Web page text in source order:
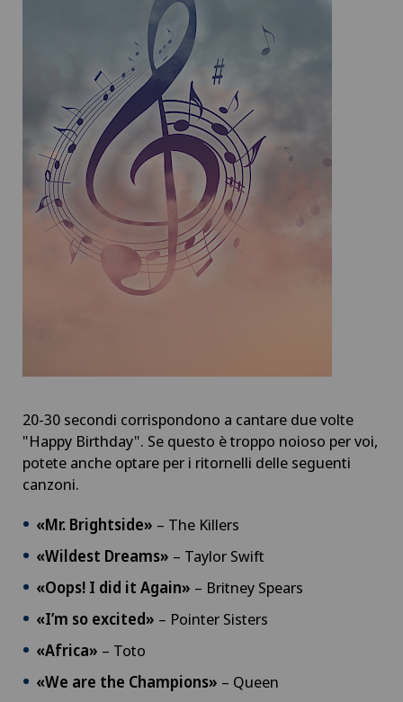
20-30 secondi corrispondono a cantare due volte
"Happy Birthday". Se questo è troppo noioso per voi,
potete anche optare per i ritornelli delle seguenti
canzoni.
«Mr. Brightside» – The Killers
«Wildest Dreams» – Taylor Swift
«Oops! I did it Again» – Britney Spears
«I’m so excited» – Pointer Sisters
«Africa» – Toto
«We are the Champions» – Queen